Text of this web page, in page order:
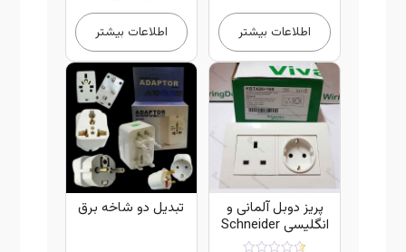
اطلاعات بیشتر اطلاعات بیشتر
پریز دوبل آلمانی و
انگلیسی Schneider
تبدیل دو شاخه برق